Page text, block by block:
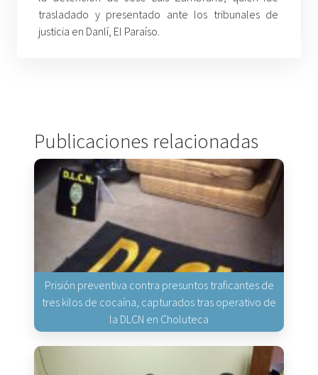
trasladado y presentado ante los tribunales de
justicia en Danlí, El Paraíso.
Publicaciones relacionadas
Prisión preventiva contra presuntos traficantes de
tres kilos de cocaína, capturados tras operativo de
la DLCN en Choluteca